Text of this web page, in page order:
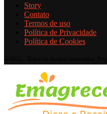
Story
Contato
Termos de uso
Política de Privacidade
Política de Cookies